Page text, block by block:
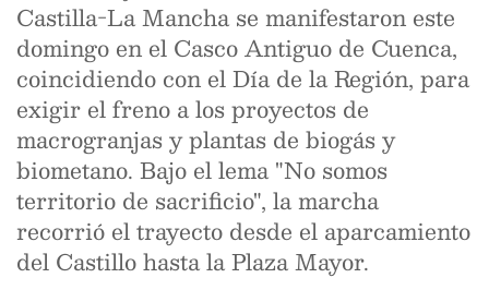
Castilla-La Mancha se manifestaron este
domingo en el Casco Antiguo de Cuenca,
coincidiendo con el Día de la Región, para
exigir el freno a los proyectos de
macrogranjas y plantas de biogás y
biometano. Bajo el lema "No somos
territorio de sacrificio", la marcha
recorrió el trayecto desde el aparcamiento
del Castillo hasta la Plaza Mayor.